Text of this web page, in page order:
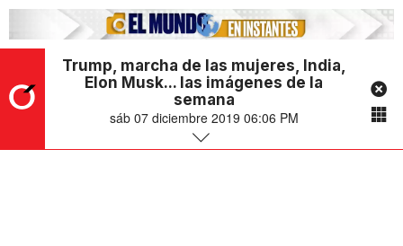
Trump, marcha de las mujeres, India,
Elon Musk... las imágenes de la
semana
sáb 07 diciembre 2019 06:06 PM